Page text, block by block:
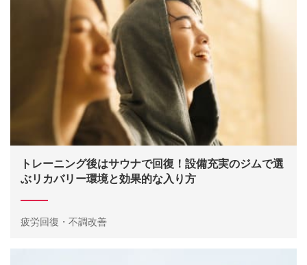
トレーニング後はサウナで回復！設備充実のジムで選
ぶリカバリー環境と効果的な入り方
疲労回復・不調改善